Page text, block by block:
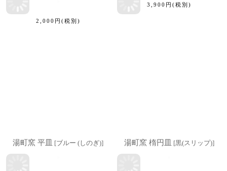
2,000 円 (税別)
3,900 円 (税別)
湯町窯 平皿 [ブルー (しのぎ)] 湯町窯 楕円皿 [黒(スリップ)]